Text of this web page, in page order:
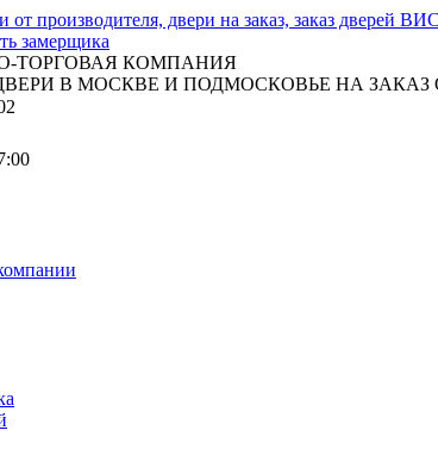
замерщика
ТОРГОВАЯ КОМПАНИЯ
В МОСКВЕ И ПОДМОСКОВЬЕ НА ЗАКАЗ